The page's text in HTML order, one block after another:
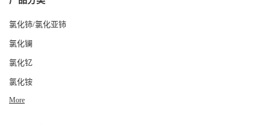
氯化铈/氯化亚铈
氯化镧
氯化钇
氯化铵
More